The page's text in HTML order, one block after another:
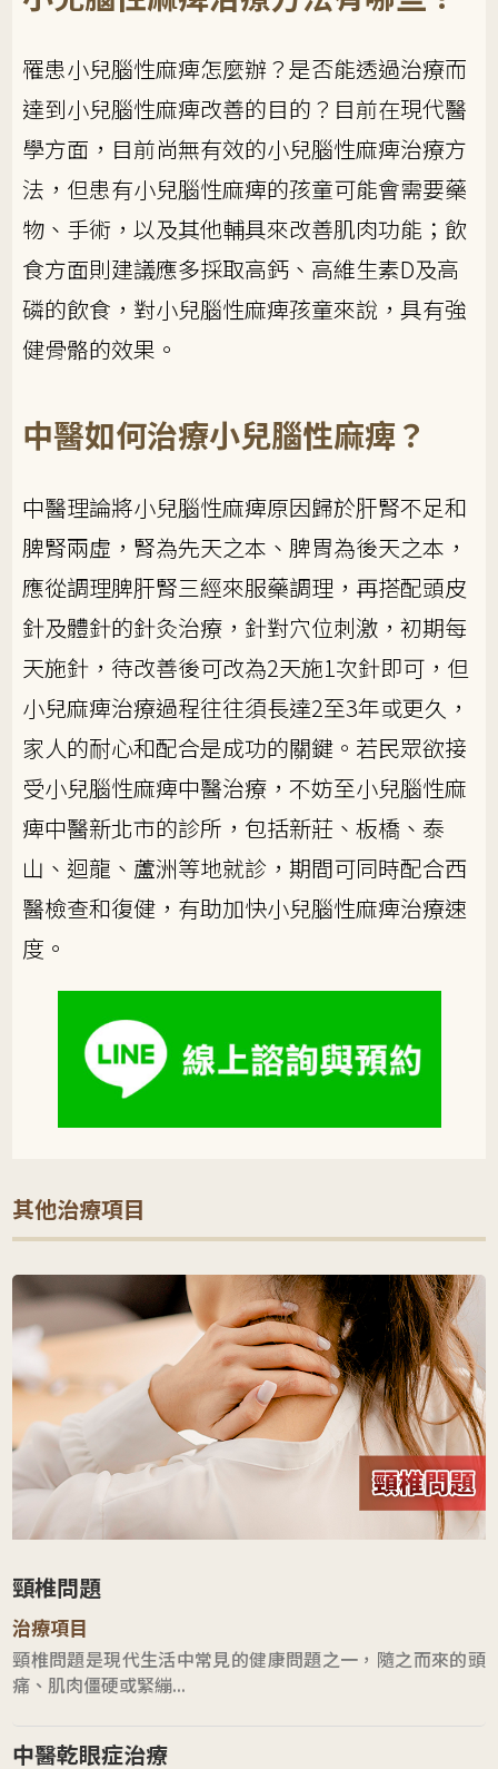
罹患小兒腦性麻痺怎麼辦？是否能透過治療而
達到小兒腦性麻痺改善的目的？目前在現代醫
學方面，目前尚無有效的小兒腦性麻痺治療方
法，但患有小兒腦性麻痺的孩童可能會需要藥
物、手術，以及其他輔具來改善肌肉功能；飲
食方面則建議應多採取高鈣、高維生素D及高
磷的飲食，對小兒腦性麻痺孩童來說，具有強
健骨骼的效果。
中醫如何治療小兒腦性麻痺？
中醫理論將小兒腦性麻痺原因歸於肝腎不足和
脾腎兩虛，腎為先天之本、脾胃為後天之本，
應從調理脾肝腎三經來服藥調理，再搭配頭皮
針及體針的針灸治療，針對穴位刺激，初期每
天施針，待改善後可改為2天施1次針即可，但
小兒麻痺治療過程往往須長達2至3年或更久，
家人的耐心和配合是成功的關鍵。若民眾欲接
受小兒腦性麻痺中醫治療，不妨至小兒腦性麻
痺中醫新北市的診所，包括新莊、板橋、泰
山、迴龍、蘆洲等地就診，期間可同時配合西
醫檢查和復健，有助加快小兒腦性麻痺治療速
度。
其他治療項目
頸椎問題
治療項目
頸椎問題是現代生活中常見的健康問題之一，隨之而來的頭
痛、肌肉僵硬或緊繃...
中醫乾眼症治療